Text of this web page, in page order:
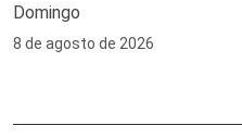
Domingo
8 de agosto de 2026